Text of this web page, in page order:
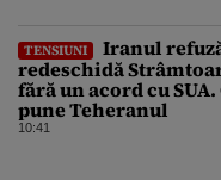
TENSIUNI
Iranul
redeschidă
fără un acord cu
pune Teheranul
10:41